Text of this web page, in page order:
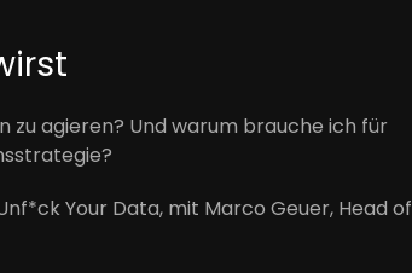
agieren? Und warum brauche ich für
Your Data, mit Marco Geuer, Head of